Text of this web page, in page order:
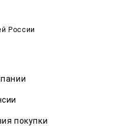
России
покупки